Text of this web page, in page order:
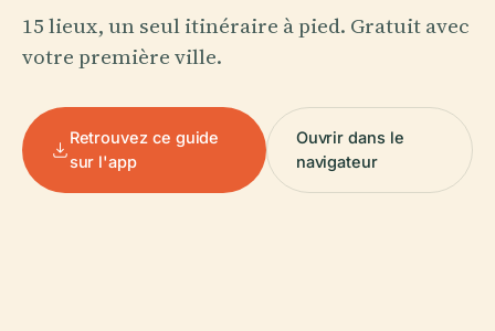
15 lieux, un seul itinéraire à pied. Gratuit avec
votre première ville.
Retrouvez ce guide
sur l'app
Ouvrir dans le
navigateur